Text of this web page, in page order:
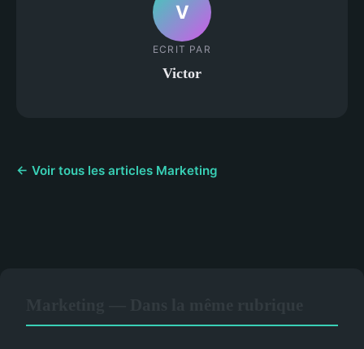
V
ECRIT PAR
Victor
← Voir tous les articles Marketing